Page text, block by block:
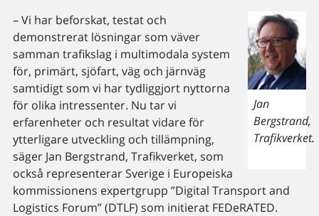
Jan
Bergstrand,
Trafikverket.
– Vi har beforskat, testat och
demonstrerat lösningar som väver
samman trafikslag i multimodala system
för, primärt, sjöfart, väg och järnväg
samtidigt som vi har tydliggjort nyttorna
för olika intressenter. Nu tar vi
erfarenheter och resultat vidare för
ytterligare utveckling och tillämpning,
säger Jan Bergstrand, Trafikverket, som
också representerar Sverige i Europeiska
kommissionens expertgrupp ”Digital Transport and
Logistics Forum” (DTLF) som initierat FEDeRATED.